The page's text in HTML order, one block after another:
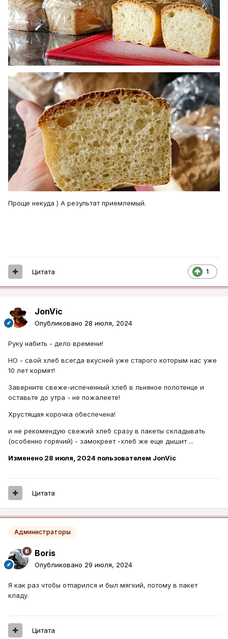
Проще некуда ) А результат приемлемый.
1
Цитата
JonVic
Опубликовано 28 июля, 2024
Руку набить - дело времени!
НО - свой хлеб всегда вкусней уже старого которым нас уже
10 лет кормят!
Заверните свеже-испеченный хлеб в льняное полотенце и
оставьте до утра - не пожалеете!
Хрустящая корочка обеспечена!
и не рекомендую свежий хлеб сразу в пакеты складывать
(особенно горячий) - замокреет -хлеб же еще дышит ...
Изменено 28 июля, 2024 пользователем JonVic
Цитата
Администраторы
Boris
Опубликовано 29 июля, 2024
Я как раз чтобы отпарился и был мягкий, потому в пакет
кладу.
Цитата